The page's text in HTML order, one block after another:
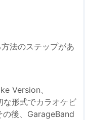
法のステップがあ
Version、
な形式でカラオケビ
の後、GarageBand